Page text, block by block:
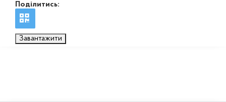
Поділитись:
Завантажити